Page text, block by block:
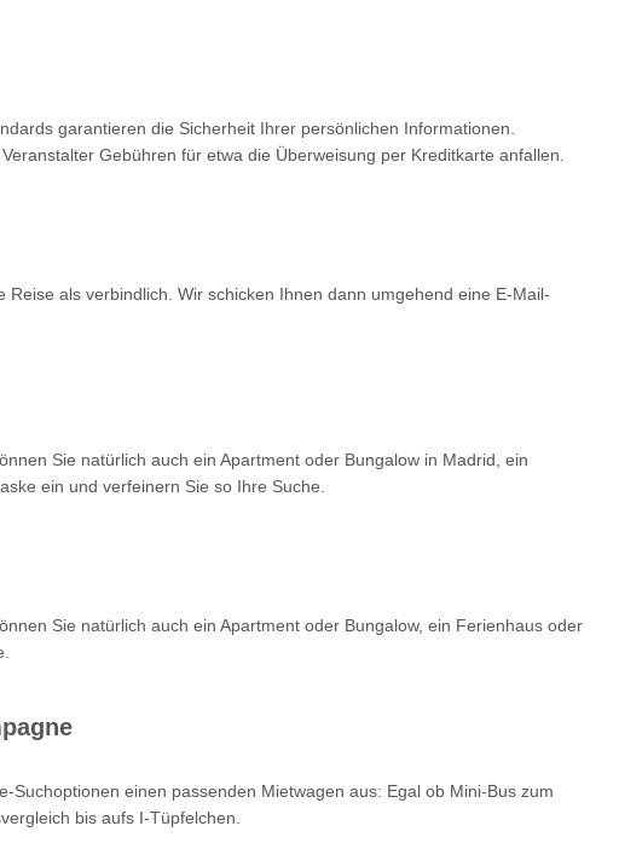
garantieren die Sicherheit Ihrer persönlichen Informationen.
Gebühren für etwa die Überweisung per Kreditkarte anfallen.
als verbindlich. Wir schicken Ihnen dann umgehend eine E-Mail-
Sie natürlich auch ein Apartment oder Bungalow in Madrid, ein
ein und verfeinern Sie so Ihre Suche.
Sie natürlich auch ein Apartment oder Bungalow, ein Ferienhaus oder
einen passenden Mietwagen aus: Egal ob Mini-Bus zum
bis aufs I-Tüpfelchen.